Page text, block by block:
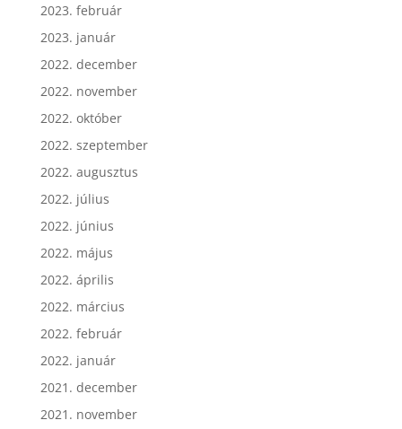
2023. február
2023. január
2022. december
2022. november
2022. október
2022. szeptember
2022. augusztus
2022. július
2022. június
2022. május
2022. április
2022. március
2022. február
2022. január
2021. december
2021. november